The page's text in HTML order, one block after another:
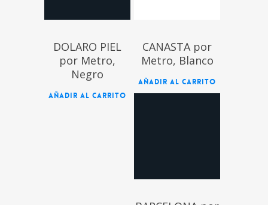
DOLARO PIEL
por Metro,
Negro
AÑADIR AL CARRITO
CANASTA por
Metro, Blanco
AÑADIR AL CARRITO